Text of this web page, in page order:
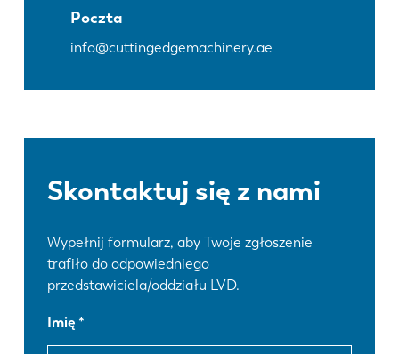
Poczta
info@cuttingedgemachinery.ae
Skontaktuj się z nami
Wypełnij formularz, aby Twoje zgłoszenie
trafiło do odpowiedniego
przedstawiciela/oddziału LVD.
Imię